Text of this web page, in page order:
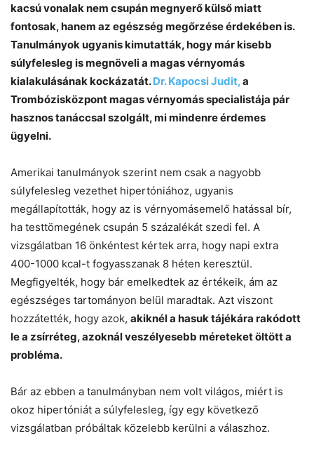
kacsú vonalak nem csupán megnyerő külső miatt
fontosak, hanem az egészség megőrzése érdekében is.
Tanulmányok ugyanis kimutatták, hogy már kisebb
súlyfelesleg is megnöveli a magas vérnyomás
kialakulásának kockázatát.Dr. Kapocsi Judit,a
Trombózisközpont magas vérnyomás specialistája pár
hasznos tanáccsal szolgált, mi mindenre érdemes
ügyelni.
Amerikai tanulmányok szerint nem csak a nagyobb
súlyfelesleg vezethet hipertóniához, ugyanis
megállapították, hogy az is vérnyomásemelő hatással bír,
ha testtömegének csupán 5 százalékát szedi fel. A
vizsgálatban 16 önkéntest kértek arra, hogy napi extra
400-1000 kcal-t fogyasszanak 8 héten keresztül.
Megfigyelték, hogy bár emelkedtek az értékeik, ám az
egészséges tartományon belül maradtak. Azt viszont
hozzátették, hogy azok, akiknél a hasuk tájékára rakódott
le a zsírréteg, azoknál veszélyesebb méreteket öltött a
probléma.
Bár az ebben a tanulmányban nem volt világos, miért is
okoz hipertóniát a súlyfelesleg, így egy következő
vizsgálatban próbáltak közelebb kerülni a válaszhoz.